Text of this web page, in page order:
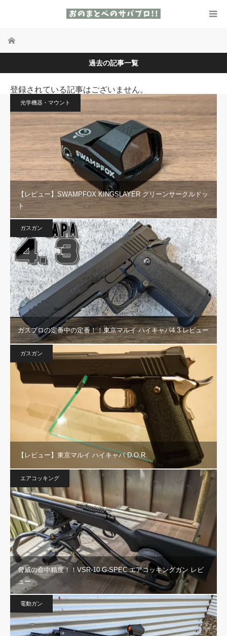
ホーム
過去の記事一覧
登録されている記事はございません。
光学機器・マウント
【レビュー】SWAMPFOX KINGSLAYER グリーンサークルドッ
ト
ガスガン
ガスブロの定番中の定番！！東京マルイ ハイキャパ4.3 レビュー
ガスガン
【レビュー】東京マルイ ハイキャパ D.O.R.
エアコッキング
脅威の命中精度！！VSR-10 G-SPEC エアコッキングガン レビ
ュー
電動ガン